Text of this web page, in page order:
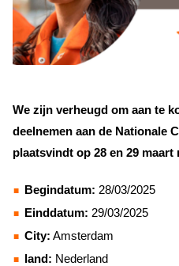
We zijn verheugd om aan te
deelnemen aan de Nationale
plaatsvindt op 28 en 29 maart
Begindatum: 28/03/2025
Einddatum: 29/03/2025
City: Amsterdam
land: Nederland